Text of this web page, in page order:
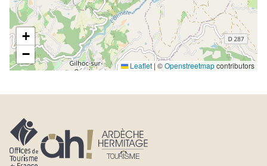
+
−
Leaflet |©Openstreetmapcontributors